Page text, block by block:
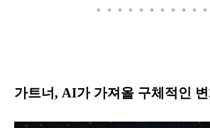
。。。。。。。。。。
가트너, AI가 가져올 구체적인